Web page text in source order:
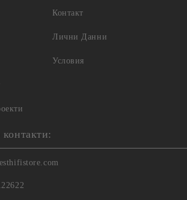
Контакт
Лични Данни
Условия